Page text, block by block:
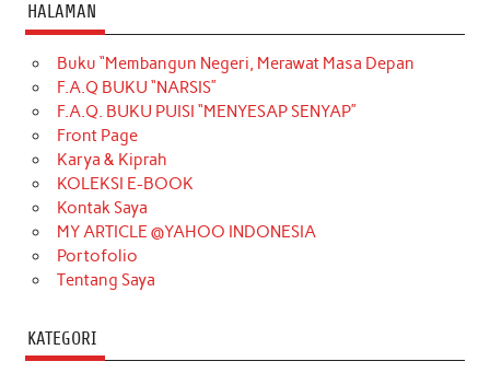
HALAMAN
Buku “Membangun Negeri, Merawat Masa Depan
F.A.Q BUKU “NARSIS”
F.A.Q. BUKU PUISI “MENYESAP SENYAP”
Front Page
Karya & Kiprah
KOLEKSI E-BOOK
Kontak Saya
MY ARTICLE @YAHOO INDONESIA
Portofolio
Tentang Saya
KATEGORI